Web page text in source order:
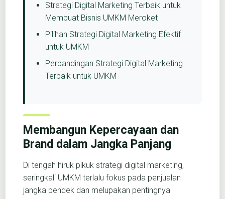
Strategi Digital Marketing Terbaik untuk
Membuat Bisnis UMKM Meroket
Pilihan Strategi Digital Marketing Efektif
untuk UMKM
Perbandingan Strategi Digital Marketing
Terbaik untuk UMKM
Membangun Kepercayaan dan
Brand dalam Jangka Panjang
Di tengah hiruk pikuk strategi digital marketing,
seringkali UMKM terlalu fokus pada penjualan
jangka pendek dan melupakan pentingnya